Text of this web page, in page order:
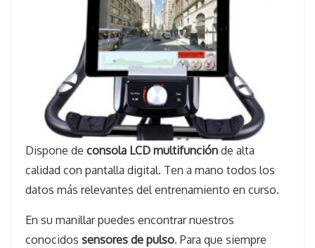
Dispone de consola LCD multifunción de alta
calidad con pantalla digital. Ten a mano todos los
datos más relevantes del entrenamiento en curso.
En su manillar puedes encontrar nuestros
conocidos sensores de pulso. Para que siempre